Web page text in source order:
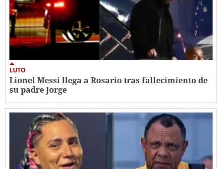
LUTO
Lionel Messi llega a Rosario tras fallecimiento de
su padre Jorge